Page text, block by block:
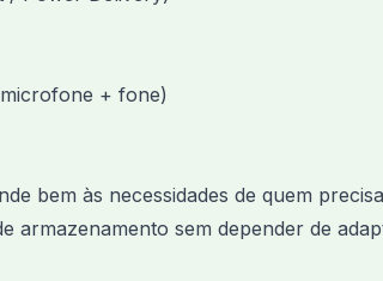
+ fone)
bem às necessidades de quem
armazenamento sem depender de